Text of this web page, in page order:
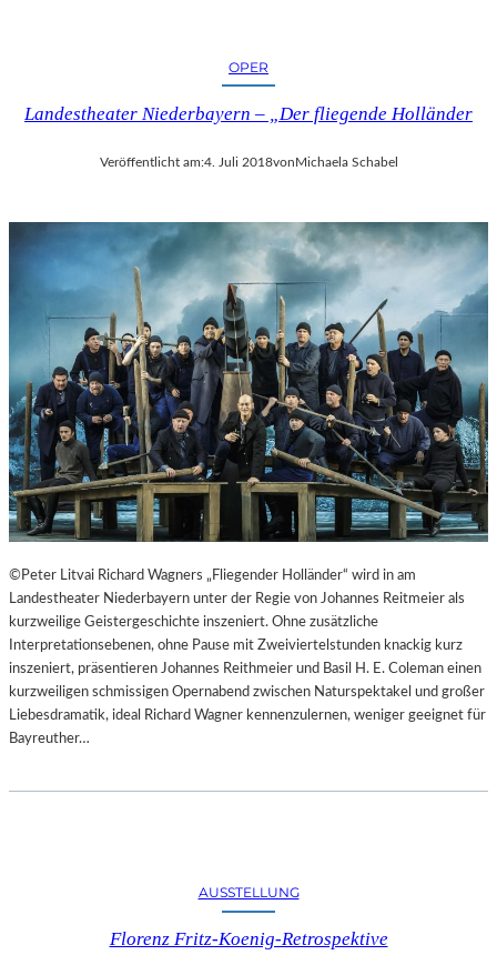
OPER
Landestheater Niederbayern – „Der fliegende Holländer
Veröffentlicht am:4. Juli 2018vonMichaela Schabel
©Peter Litvai Richard Wagners „Fliegender Holländer“ wird in am
Landestheater Niederbayern unter der Regie von Johannes Reitmeier als
kurzweilige Geistergeschichte inszeniert. Ohne zusätzliche
Interpretationsebenen, ohne Pause mit Zweiviertelstunden knackig kurz
inszeniert, präsentieren Johannes Reithmeier und Basil H. E. Coleman einen
kurzweiligen schmissigen Opernabend zwischen Naturspektakel und großer
Liebesdramatik, ideal Richard Wagner kennenzulernen, weniger geeignet für
Bayreuther…
AUSSTELLUNG
Florenz Fritz-Koenig-Retrospektive